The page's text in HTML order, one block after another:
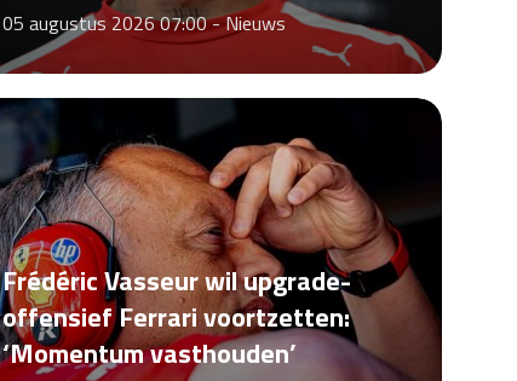
05 augustus 2026 07:00 -Nieuws
Frédéric Vasseur wil upgrade-
offensief Ferrari voortzetten:
‘Momentum vasthouden’